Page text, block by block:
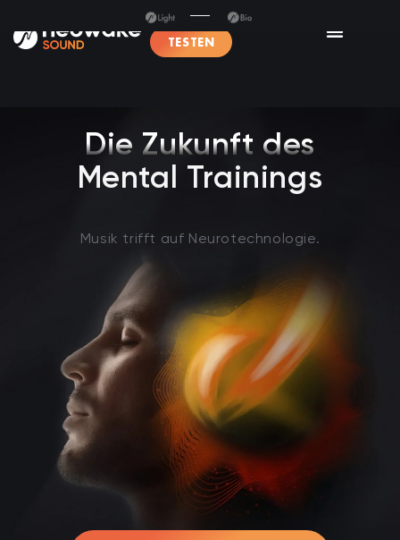
TESTEN
Die Zukunft des
Mental Trainings
Musik trifft auf Neurotechnologie.